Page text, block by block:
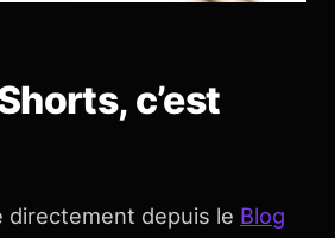
c’est
directement depuis le Blog